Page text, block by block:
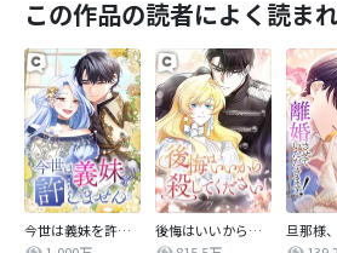
この作品の読者によく読ま
今世は義妹を許しません
後悔はいいから殺してください